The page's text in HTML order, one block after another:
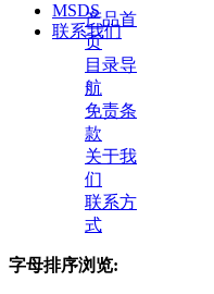
MSDS
联系我们
产品首
页
目录导
航
免责条
款
关于我
们
联系方
式
字母排序浏览: